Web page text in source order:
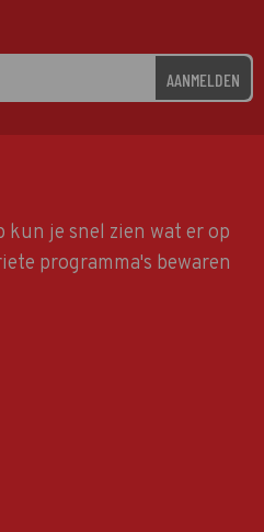
AANMELDEN
kun je snel zien wat er op
programma's bewaren